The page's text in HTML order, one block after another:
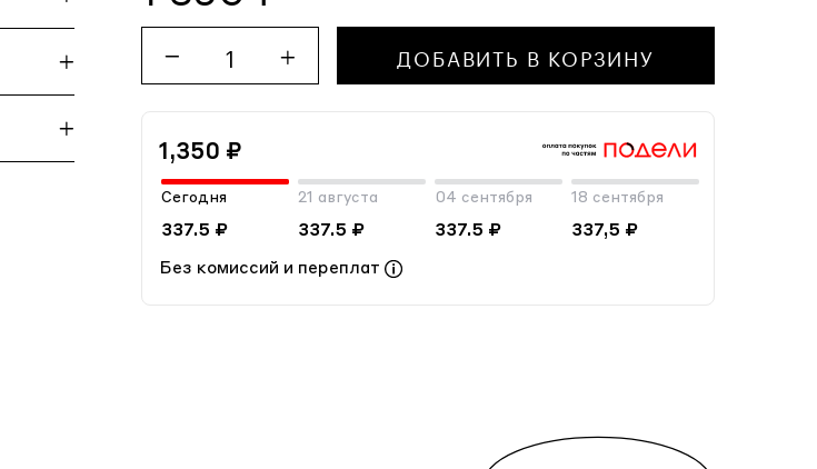
1 ДОБАВИТЬ В КОРЗИНУ
1,350 ₽
Сегодня
337.5 ₽
21 августа
337.5 ₽
04 сентября
337.5 ₽
18 сентября
337,5 ₽
Без комиссий и переплат